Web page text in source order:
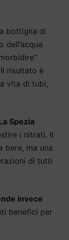
bottiglia di
dell’acqua
risultato è
vita di tubi,
Spezia
i nitrati. Il
bere, ma una
di tutti
invece
benefici per